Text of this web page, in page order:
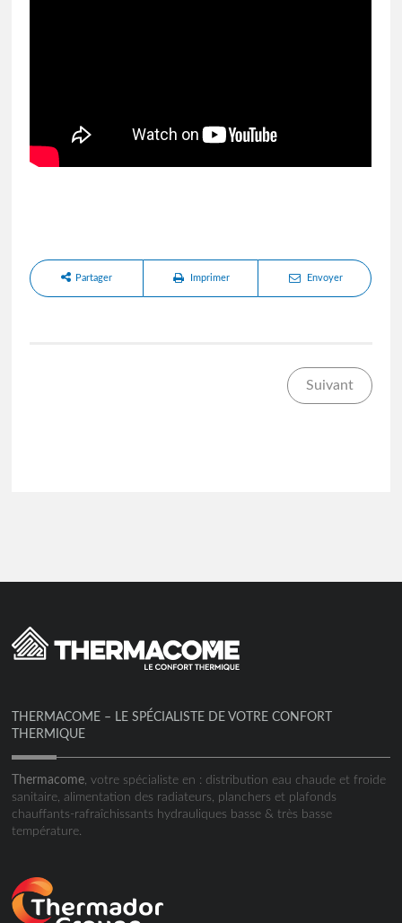
Partager Imprimer Envoyer
Suivant
THERMACOME – LE SPÉCIALISTE DE VOTRE CONFORT
THERMIQUE
Thermacome, votre spécialiste en : distribution eau chaude et froide
sanitaire, alimentation des radiateurs, planchers et plafonds
chauffants-rafraîchissants hydrauliques basse & très basse
température.